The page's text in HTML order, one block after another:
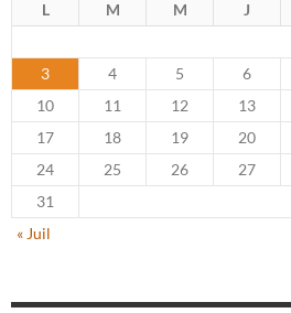
L M M J
3
4 5 6
10
11 12 13
17
18 19 20
24
25 26 27
31
« Juil